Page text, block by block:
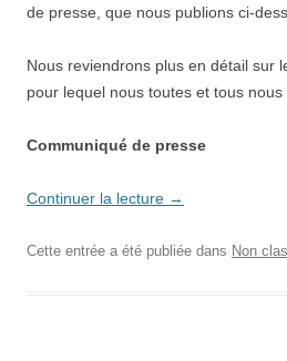
de presse, que nous publions ci-
Nous reviendrons plus en détail sur
pour lequel nous toutes et tous nous
Communiqué de presse
Continuer la lecture →
Cette entrée a été publiée dans Non